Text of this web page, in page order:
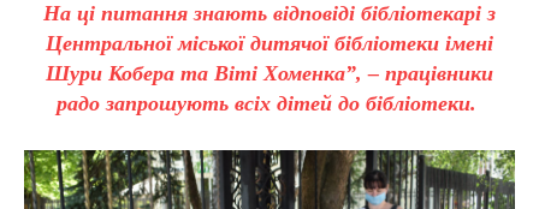
На ці питання знають відповіді бібліотекарі з
Центральної міської дитячої бібліотеки імені
Шури Кобера та Віті Хоменка”, – працівники
радо запрошують всіх дітей до бібліотеки.